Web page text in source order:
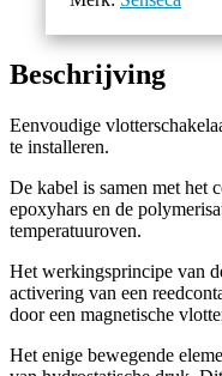
Beschrijving
Eenvoudige
te installeren.
De kabel is samen met het
epoxyhars en de
temperatuuroven.
Het werkingsprincipe van
activering van een
door een magnetische
Het enige bewegende